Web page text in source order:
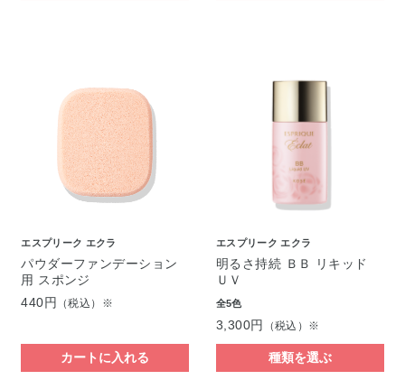
エスプリーク エクラ
パウダーファンデーション
用 スポンジ
440円
（税込）※
カートに入れる
エスプリーク エクラ
明るさ持続 ＢＢ リキッド
ＵＶ
全5色
3,300円 （税込）※
種類を選ぶ